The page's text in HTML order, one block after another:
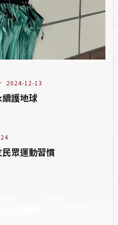
2024-12-13
護地球
眾運動習慣